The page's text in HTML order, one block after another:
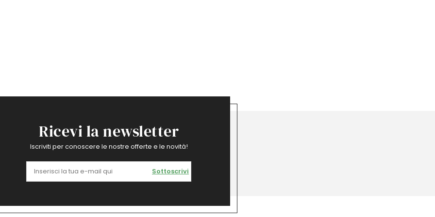
Ricevi la newsletter
Iscriviti per conoscere le nostre offerte e le novità!
Sottoscrivi